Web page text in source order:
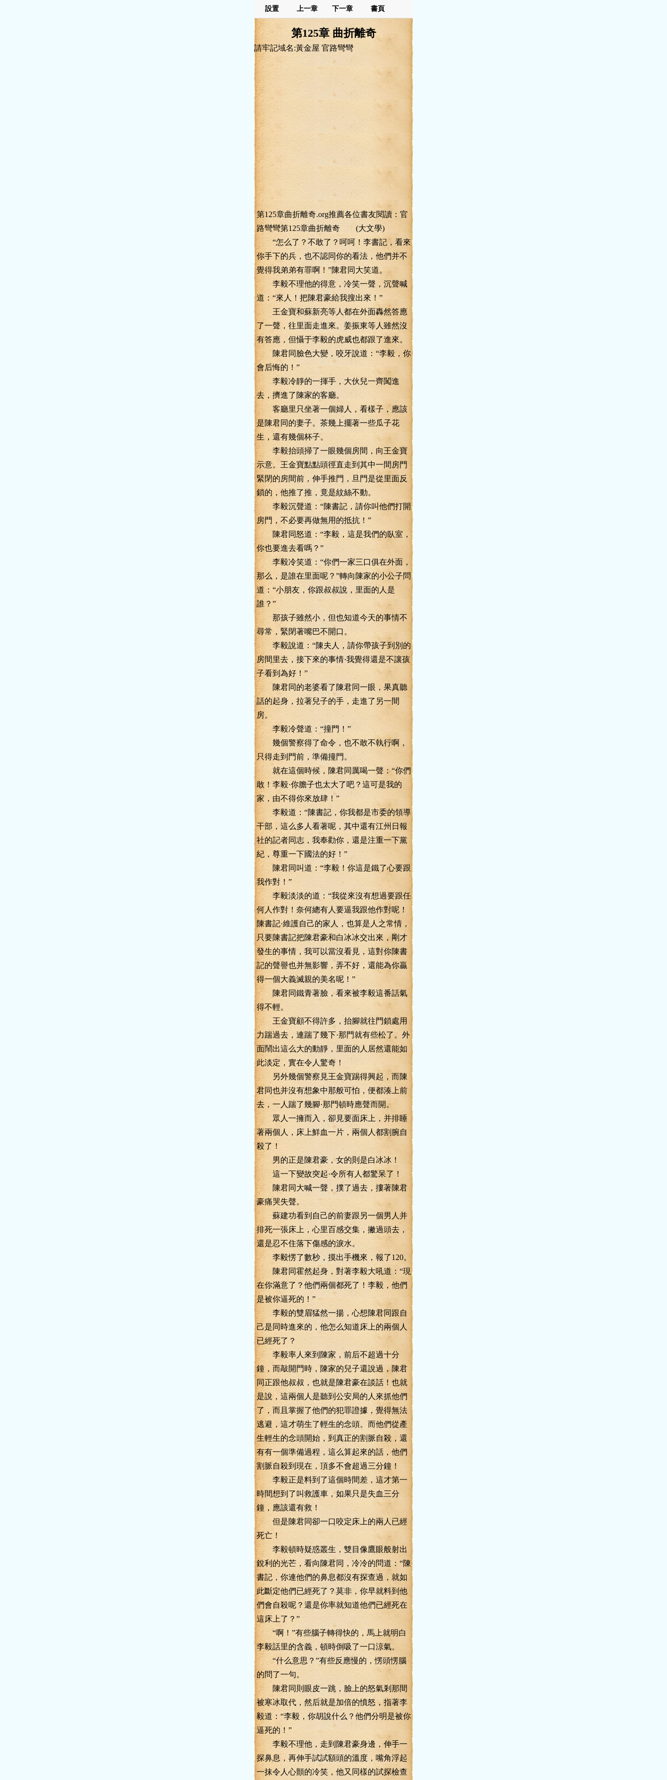
設置 上一章 下一章 書頁
第125章 曲折離奇
請牢記域名:黃金屋 官路彎彎
第125章曲折離奇.org推薦各位書友閱讀：官
路彎彎第125章曲折離奇 (大文學)
“怎么了？不敢了？呵呵！李書記，看來
你手下的兵，也不認同你的看法，他們并不
覺得我弟弟有罪啊！”陳君同大笑道。
李毅不理他的得意，冷笑一聲，沉聲喊
道：“來人！把陳君豪給我搜出來！”
王金寶和蘇新亮等人都在外面轟然答應
了一聲，往里面走進來。姜振東等人雖然沒
有答應，但懾于李毅的虎威也都跟了進來。
陳君同臉色大變，咬牙說道：“李毅，你
會后悔的！”
李毅冷靜的一揮手，大伙兒一齊闖進
去，擠進了陳家的客廳。
客廳里只坐著一個婦人，看樣子，應該
是陳君同的妻子。茶幾上擺著一些瓜子花
生，還有幾個杯子。
李毅抬頭掃了一眼幾個房間，向王金寶
示意。王金寶點點頭徑直走到其中一間房門
緊閉的房間前，伸手推門，旦門是從里面反
鎖的，他推了推，竟是紋絲不動。
李毅沉聲道：“陳書記，請你叫他們打開
房門，不必要再做無用的抵抗！”
陳君同怒道：“李毅，這是我們的臥室，
你也要進去看嗎？”
李毅冷笑道：“你們一家三口俱在外面，
那么，是誰在里面呢？”轉向陳家的小公子問
道：“小朋友，你跟叔叔說，里面的人是
誰？”
那孩子雖然小，但也知道今天的事情不
尋常，緊閉著嘴巴不開口。
李毅說道：“陳夫人，請你帶孩子到別的
房間里去，接下來的事情·我覺得還是不讓孩
子看到為好！”
陳君同的老婆看了陳君同一眼，果真聽
話的起身，拉著兒子的手，走進了另一間
房。
李毅冷聲道：“撞門！”
幾個警察得了命令，也不敢不執行啊，
只得走到門前，準備撞門。
就在這個時候，陳君同厲喝一聲：“你們
敢！李毅·你膽子也太大了吧？這可是我的
家，由不得你來放肆！”
李毅道：“陳書記，你我都是市委的領導
干部，這么多人看著呢，其中還有江州日報
社的記者同志，我奉勸你，還是注重一下黨
紀，尊重一下國法的好！”
陳君同叫道：“李毅！你這是鐵了心要跟
我作對！”
李毅淡淡的道：“我從來沒有想過要跟任
何人作對！奈何總有人要逼我跟他作對呢！
陳書記·維護自己的家人，也算是人之常情，
只要陳書記把陳君豪和白冰冰交出來，剛才
發生的事情，我可以當沒看見，這對你陳書
記的聲譽也并無影響，弄不好，還能為你贏
得一個大義滅親的美名呢！”
陳君同鐵青著臉，看來被李毅這番話氣
得不輕。
王金寶顧不得許多，抬腳就往門鎖處用
力踹過去，連踹了幾下·那門就有些松了。外
面鬧出這么大的動靜，里面的人居然還能如
此淡定，實在令人驚奇！
另外幾個警察見王金寶踢得興起，而陳
君同也并沒有想象中那般可怕，便都湊上前
去，一人踹了幾腳·那門頓時應聲而開。
眾人一擁而入，卻見要面床上，并排睡
著兩個人，床上鮮血一片，兩個人都割腕自
殺了！
男的正是陳君豪，女的則是白冰冰！
這一下變故突起·令所有人都驚呆了！
陳君同大喊一聲，撲了過去，摟著陳君
豪痛哭失聲。
蘇建功看到自己的前妻跟另一個男人并
排死一張床上，心里百感交集，撇過頭去，
還是忍不住落下傷感的淚水。
李毅愣了數秒，摸出手機來，報了120。
陳君同霍然起身，對著李毅大吼道：“現
在你滿意了？他們兩個都死了！李毅，他們
是被你逼死的！”
李毅的雙眉猛然一揚，心想陳君同跟自
己是同時進來的，他怎么知道床上的兩個人
已經死了？
李毅率人來到陳家，前后不超過十分
鐘，而敲開門時，陳家的兒子還說過，陳君
同正跟他叔叔，也就是陳君豪在談話！也就
是說，這兩個人是聽到公安局的人來抓他們
了，而且掌握了他們的犯罪證據，覺得無法
逃避，這才萌生了輕生的念頭。而他們從產
生輕生的念頭開始，到真正的割脈自殺，還
有有一個準備過程，這么算起來的話，他們
割脈自殺到現在，頂多不會超過三分鐘！
李毅正是料到了這個時間差，這才第一
時間想到了叫救護車，如果只是失血三分
鐘，應該還有救！
但是陳君同卻一口咬定床上的兩人已經
死亡！
李毅頓時疑惑叢生，雙目像鷹眼般射出
銳利的光芒，看向陳君同，冷冷的問道：“陳
書記，你連他們的鼻息都沒有探查過，就如
此斷定他們已經死了？莫非，你早就料到他
們會自殺呢？還是你率就知道他們已經死在
這床上了？”
“啊！”有些腦子轉得快的，馬上就明白
李毅話里的含義，頓時倒吸了一口涼氣。
“什么意思？”有些反應慢的，愣頭愣腦
的問了一句。
陳君同則眼皮一跳，臉上的怒氣剎那間
被寒冰取代，然后就是加倍的憤怒，指著李
毅道：“李毅，你胡說什么？他們分明是被你
逼死的！”
李毅不理他，走到陳君豪身邊，伸手一
探鼻息，再伸手試試額頭的溫度，嘴角浮起
一抹令人心顫的冷笑，他又同樣的試探檢查